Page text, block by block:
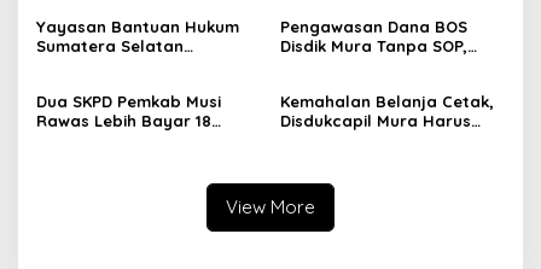
Penegakan Hukum
Yayasan Bantuan Hukum
Sumatera Selatan
Bahet Edi Kuswoyo
Pengawasan Dana BOS
Disdik Mura Tanpa SOP,
Dua SKPD Pemkab Musi
Rawas Lebih Bayar 18
Kemahalan Belanja Cetak,
Disdukcapil Mura Harus
View More